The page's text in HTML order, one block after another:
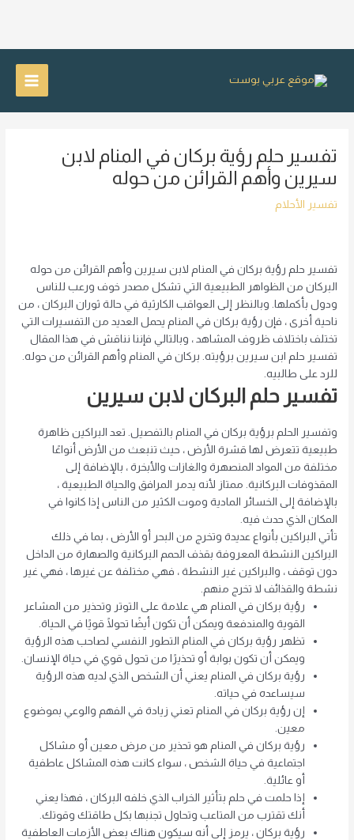
Main
تفسير حلم رؤية بركان في المنام لابن
سيرين وأهم القرائن من حوله
تفسير الأحلام
تفسير حلم رؤية بركان في المنام لابن سيرين وأهم القرائن من حوله
البركان من الظواهر الطبيعية التي تشكل مصدر خوف ورعب للناس
ودول بأكملها. وبالنظر إلى العواقب الكارثية في حالة ثوران البركان ، من
ناحية أخرى ، فإن رؤية بركان في المنام يحمل العديد من التفسيرات التي
تختلف باختلاف ظروف المشاهد ، وبالتالي فإننا نناقش في هذا المقال
تفسير حلم ابن سيرين برؤيته. بركان في المنام وأهم القرائن من حوله.
للرد على طالبيه.
تفسير حلم البركان لابن سيرين
وتفسير الحلم برؤية بركان في المنام بالتفصيل. تعد البراكين ظاهرة
طبيعية تتعرض لها قشرة الأرض ، حيث تنبعث من الأرض أنواعًا
مختلفة من المواد المنصهرة والغازات والأبخرة ، بالإضافة إلى
المقذوفات البركانية. ممتاز لأنه يدمر المرافق والحياة الطبيعية ،
بالإضافة إلى الخسائر المادية وموت الكثير من الناس إذا كانوا في
المكان الذي حدث فيه.
تأتي البراكين بأنواع عديدة وتخرج من البحر أو الأرض ، بما في ذلك
البراكين النشطة المعروفة بقذف الحمم البركانية والصهارة من الداخل
دون توقف ، والبراكين غير النشطة ، فهي مختلفة عن غيرها ، فهي غير
نشطة والقذائف لا تخرج منهم.
رؤية بركان في المنام هي علامة على التوتر وتحذير من المشاعر
القوية والمندفعة ويمكن أن تكون أيضًا تحولًا قويًا في الحياة.
تظهر رؤية بركان في المنام التطور النفسي لصاحب هذه الرؤية
ويمكن أن تكون بوابة أو تحذيرًا من تحول قوي في حياة الإنسان.
رؤية بركان في المنام يعني أن الشخص الذي لديه هذه الرؤية
سيساعده في حياته.
إن رؤية بركان في المنام تعني زيادة في الفهم والوعي بموضوع
معين.
رؤية بركان في المنام هو تحذير من مرض معين أو مشاكل
اجتماعية في حياة الشخص ، سواء كانت هذه المشاكل عاطفية
أو عائلية.
إذا حلمت في حلم بتأثير الخراب الذي خلفه البركان ، فهذا يعني
أنك تقترب من المتاعب وتحاول تجنبها بكل طاقتك وقوتك.
رؤية بركان ، يرمز إلى أنه سيكون هناك بعض الأزمات العاطفية